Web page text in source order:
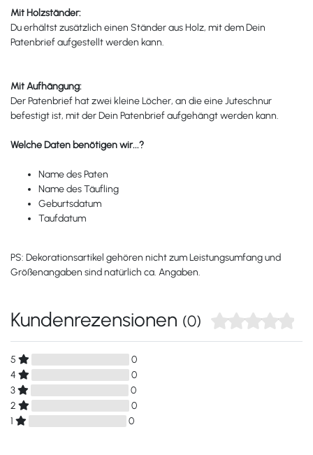
Mit Holzständer:
Du erhältst zusätzlich einen Ständer aus Holz, mit dem Dein
Patenbrief aufgestellt werden kann.
Mit Aufhängung:
Der Patenbrief hat zwei kleine Löcher, an die eine Juteschnur
befestigt ist, mit der Dein Patenbrief aufgehängt werden kann.
Welche Daten benötigen wir...?
Name des Paten
Name des Täufling
Geburtsdatum
Taufdatum
PS: Dekorationsartikel gehören nicht zum Leistungsumfang und
Größenangaben sind natürlich ca. Angaben.
Kundenrezensionen (0)
5
0
4
0
3
0
2
0
1
0